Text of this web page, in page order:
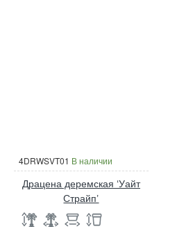
4DRWSVT01 В наличии
Драцена деремская ‘Уайт
Страйп’